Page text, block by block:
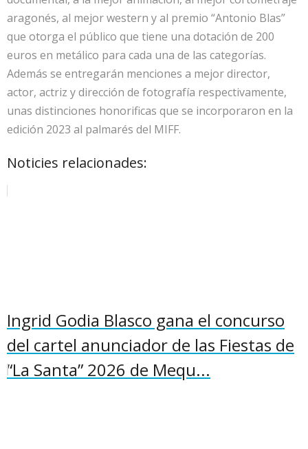
aragonés, al mejor western y al premio “Antonio Blas”
que otorga el público que tiene una dotación de 200
euros en metálico para cada una de las categorías.
Además se entregarán menciones a mejor director,
actor, actriz y dirección de fotografía respectivamente,
unas distinciones honorificas que se incorporaron en la
edición 2023 al palmarés del MIFF.
Noticies relacionades:
Ingrid Godia Blasco gana el concurso
del cartel anunciador de las Fiestas de
“La Santa” 2026 de Mequ...